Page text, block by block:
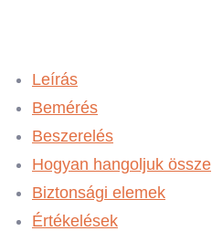
Leírás
Bemérés
Beszerelés
Hogyan hangoljuk össze
Biztonsági elemek
Értékelések